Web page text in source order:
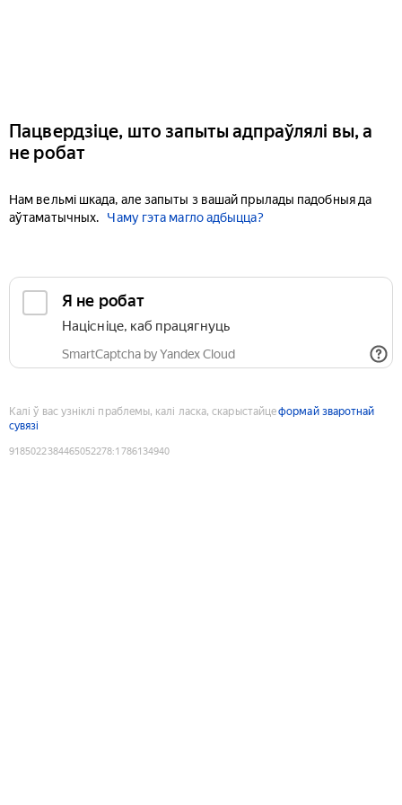
Пацвердзіце, што запыты адпраўлялі вы, а
не робат
Нам вельмі шкада, але запыты з вашай прылады падобныя да
аўтаматычных.
Чаму гэта магло адбыцца?
Я не робат
Націсніце, каб працягнуць
SmartCaptcha by Yandex Cloud
Калі ў вас узніклі праблемы, калі ласка, скарыстайцеформай зваротнай
сувязі
9185022384465052278:1786134940